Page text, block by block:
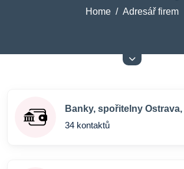
Home Adresář firem
Banky, spořitelny
34 kontaktů